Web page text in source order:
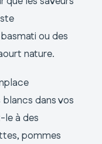
ou des
nature.
dans vos
à des
pommes